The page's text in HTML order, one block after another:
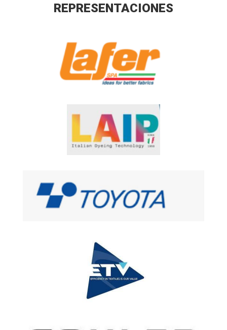
REPRESENTACIONES